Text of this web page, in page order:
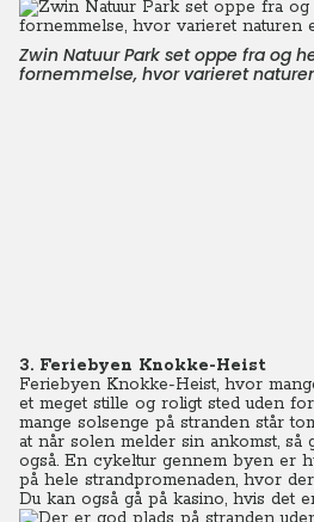
Zwin Natuur Park set oppe fra og
fornemmelse, hvor varieret
3. Feriebyen Knokke-Heist
Feriebyen Knokke-Heist, hvor
et meget stille og roligt sted uden
mange solsenge på stranden står
at når solen melder sin ankomst,
også. En cykeltur gennem byen er
på hele strandpromenaden, hvor
Du kan også gå på kasino, hvis det